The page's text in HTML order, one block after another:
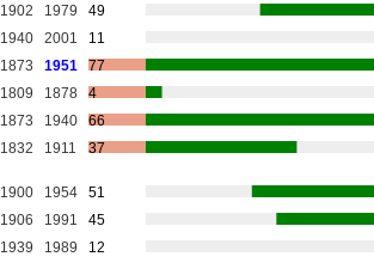
1902 1979
49
1940 2001
11
1873 1951
77
1809 1878
4
1873 1940
66
1832 1911 37
1900 1954
51
1906 1991
45
1939 1989 12